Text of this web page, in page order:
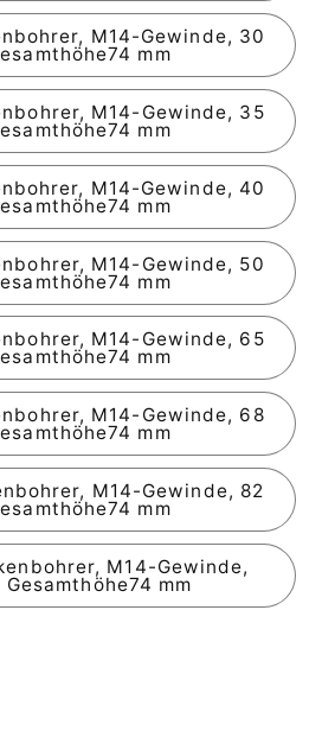
M14-Gewinde, 30
mm
M14-Gewinde, 35
mm
M14-Gewinde, 40
mm
M14-Gewinde, 50
mm
M14-Gewinde, 65
mm
M14-Gewinde, 68
mm
M14-Gewinde, 82
mm
M14-Gewinde,
Gesamthöhe74 mm